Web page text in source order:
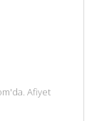
Afiyet